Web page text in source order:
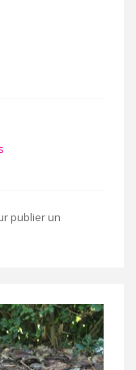
publier un